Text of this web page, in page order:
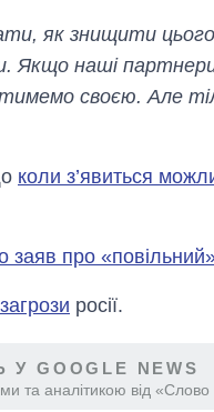
як знищити
Якщо наші
своєю. Але
коли з’явиться
заяв про
росії.
GOOGLE NEWS
та аналітикою від «Слово